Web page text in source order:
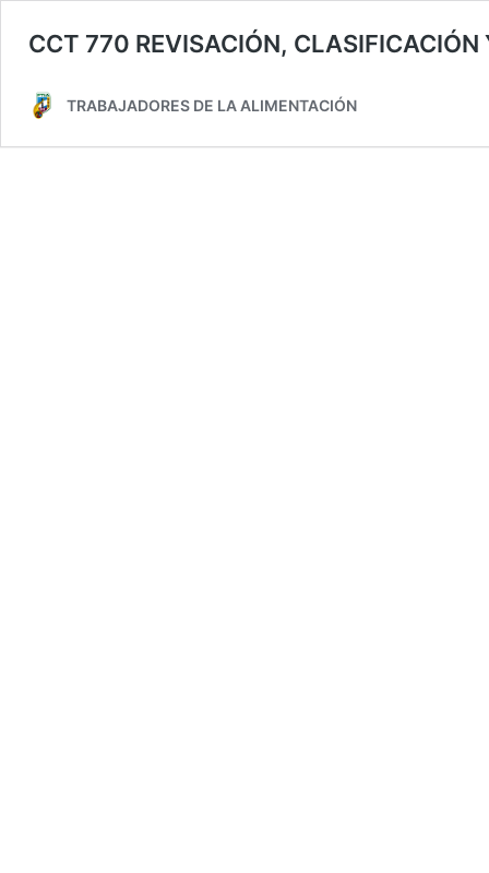
CCT 770 REVISACIÓN, CLASIFICACIÓN
TRABAJADORES DE LA ALIMENTACIÓN